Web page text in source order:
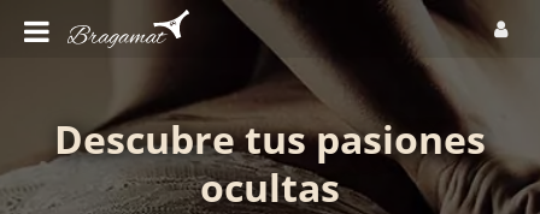
Descubre tus pasiones
ocultas